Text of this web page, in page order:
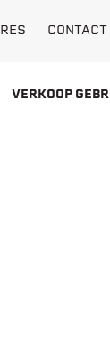
CONTACT
VERKOOP